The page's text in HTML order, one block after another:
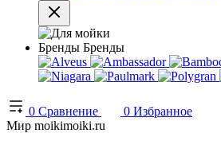
Бренды Бренды
0 Сравнение 0 Избранное
Мир moikimoiki.ru